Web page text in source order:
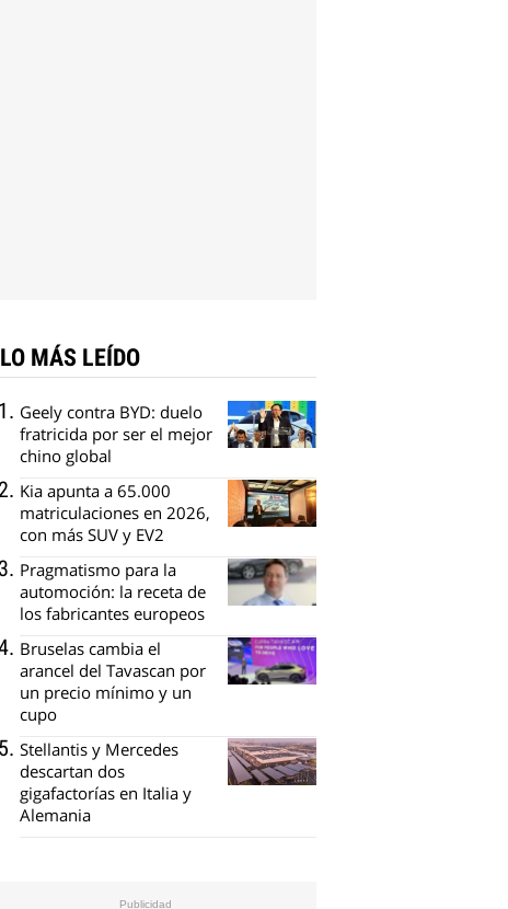
LO MÁS LEÍDO
Geely contra BYD: duelo
fratricida por ser el mejor
chino global
Kia apunta a 65.000
matriculaciones en 2026,
con más SUV y EV2
Pragmatismo para la
automoción: la receta de
los fabricantes europeos
Bruselas cambia el
arancel del Tavascan por
un precio mínimo y un
cupo
Stellantis y Mercedes
descartan dos
gigafactorías en Italia y
Alemania